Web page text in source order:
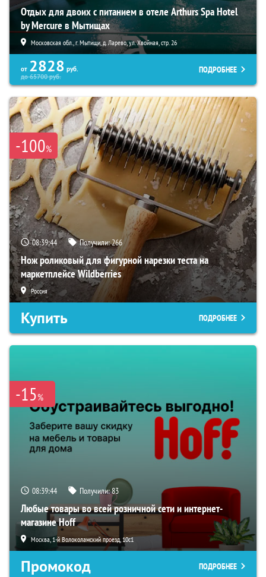
Отдых для двоих с питанием в отеле Arthurs Spa Hotel
by Mercure в Мытищах
Московская обл., г. Мытищи, д. Ларево, ул. Хвойная, стр. 26
от 2828 руб.
до65700руб.
ПОДРОБНЕЕ
-100%
08:39:43 Получили:266
Нож роликовый для фигурной нарезки теста на
маркетплейсе Wildberries
Россия
Купить ПОДРОБНЕЕ
-15%
08:39:43 Получили:83
Любые товары во всей розничной сети и интернет-
магазине Hoff
Москва, 1-й Волоколамский проезд, 10с1
Промокод ПОДРОБНЕЕ